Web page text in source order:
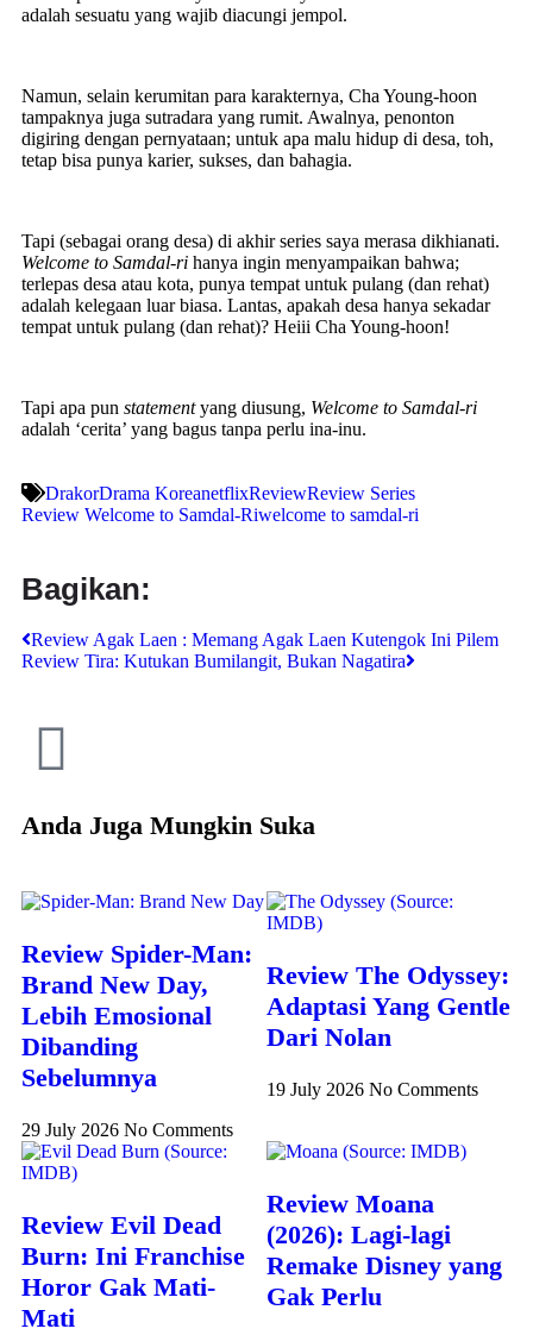
adalah sesuatu yang wajib diacungi jempol.
Namun, selain kerumitan para karakternya, Cha Young-hoon
tampaknya juga sutradara yang rumit. Awalnya, penonton
digiring dengan pernyataan; untuk apa malu hidup di desa, toh,
tetap bisa punya karier, sukses, dan bahagia.
Tapi (sebagai orang desa) di akhir series saya merasa dikhianati.
Welcome to Samdal-ri hanya ingin menyampaikan bahwa;
terlepas desa atau kota, punya tempat untuk pulang (dan rehat)
adalah kelegaan luar biasa. Lantas, apakah desa hanya sekadar
tempat untuk pulang (dan rehat)? Heiii Cha Young-hoon!
Tapi apa pun statementyang diusung, Welcome to Samdal-ri
adalah ‘cerita’ yang bagus tanpa perlu ina-inu.
DrakorDrama KoreanetflixReviewReview Series
Review Welcome to Samdal-Riwelcome to samdal-ri
Bagikan:
Review Agak Laen : Memang Agak Laen Kutengok Ini Pilem
Review Tira: Kutukan Bumilangit, Bukan Nagatira
Anda Juga Mungkin Suka
Review Spider-Man:
Brand New Day,
Lebih Emosional
Dibanding
Sebelumnya
29 July 2026 No Comments
Review The Odyssey:
Adaptasi Yang Gentle
Dari Nolan
19 July 2026 No Comments
Review Evil Dead
Burn: Ini Franchise
Horor Gak Mati-
Mati
Review Moana
(2026): Lagi-lagi
Remake Disney yang
Gak Perlu